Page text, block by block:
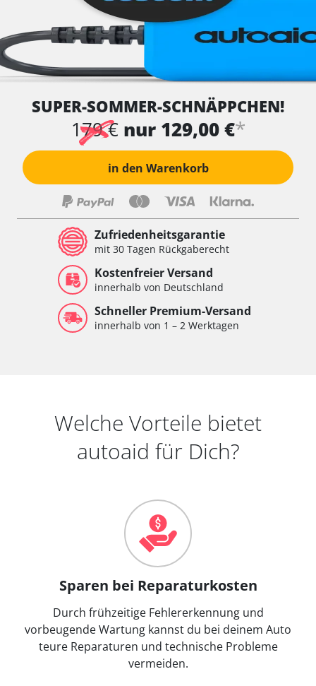
SUPER-SOMMER-SCHNÄPPCHEN!
179 € nur 129,00 €*
in den Warenkorb
Zufriedenheitsgarantie
mit 30 Tagen Rückgaberecht
Kostenfreier Versand
innerhalb von Deutschland
Schneller Premium-Versand
innerhalb von 1 – 2 Werktagen
Welche Vorteile bietet
autoaid für Dich?
Sparen bei Reparaturkosten
Durch frühzeitige Fehlererkennung und
vorbeugende Wartung kannst du bei deinem Auto
teure Reparaturen und technische Probleme
vermeiden.